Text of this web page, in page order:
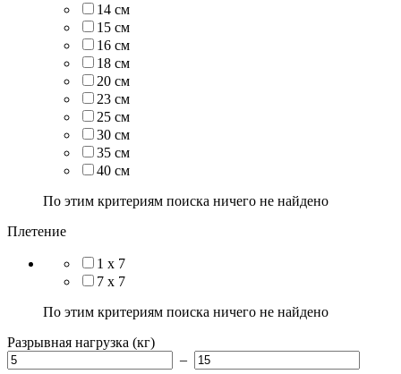
14 см
15 см
16 см
18 см
20 см
23 см
25 см
30 см
35 см
40 см
По этим критериям поиска ничего не найдено
Плетение
1 x 7
7 х 7
По этим критериям поиска ничего не найдено
Разрывная нагрузка (кг)
–